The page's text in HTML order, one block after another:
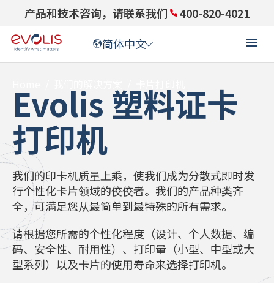
产品和技术咨询，请联系我们
400-820-4021
简体中文
ENGLISH(英语 )
ENGLISH (US) ( 英语(US)
FRANÇAIS
DEUTSCH(德语)
ITALIANO(意大利语)
ESPAÑOL (西班牙语)
Evolis 塑料证卡
打印机
我们的印卡机质量上乘，使我们成为分散式即时发
行个性化卡片领域的佼佼者。我们的产品种类齐
全，可满足您从最简单到最特殊的所有需求。
请根据您所需的个性化程度（设计、个人数据、编
码、安全性、耐用性）、打印量（小型、中型或大
型系列）以及卡片的使用寿命来选择打印机。